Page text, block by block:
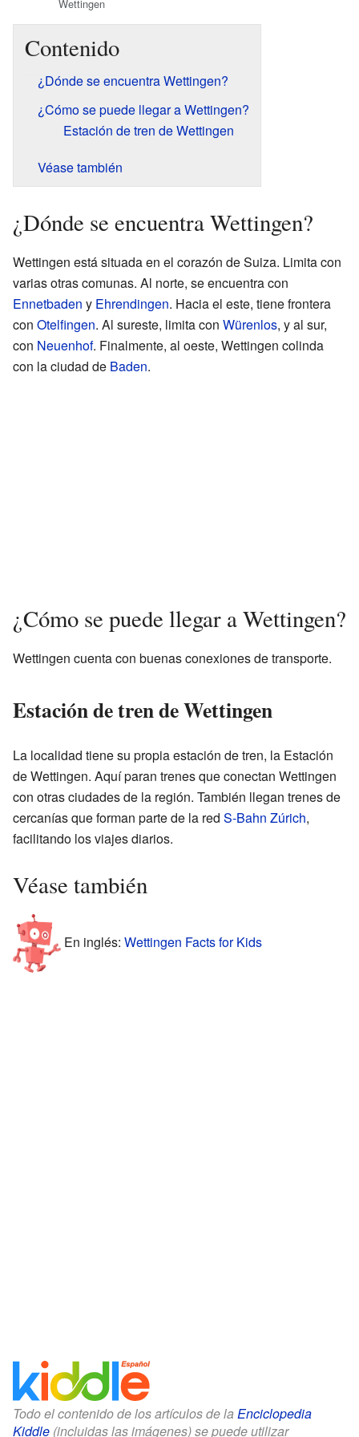
Wettingen
Contenido
¿Dónde se encuentra Wettingen?
¿Cómo se puede llegar a Wettingen?
Estación de tren de Wettingen
Véase también
¿Dónde se encuentra Wettingen?
Wettingen está situada en el corazón de Suiza. Limita con
varias otras comunas. Al norte, se encuentra con
Ennetbaden y Ehrendingen. Hacia el este, tiene frontera
con Otelfingen. Al sureste, limita con Würenlos, y al sur,
con Neuenhof. Finalmente, al oeste, Wettingen colinda
con la ciudad de Baden.
¿Cómo se puede llegar a Wettingen?
Wettingen cuenta con buenas conexiones de transporte.
Estación de tren de Wettingen
La localidad tiene su propia estación de tren, la Estación
de Wettingen. Aquí paran trenes que conectan Wettingen
con otras ciudades de la región. También llegan trenes de
cercanías que forman parte de la red S-Bahn Zúrich,
facilitando los viajes diarios.
Véase también
En inglés: Wettingen Facts for Kids
Todo el contenido de los artículos de la Enciclopedia
Kiddle (incluidas las imágenes) se puede utilizar